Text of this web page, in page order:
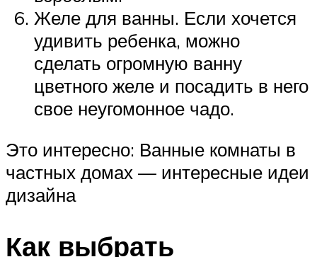
Желе для ванны. Если хочется
удивить ребенка, можно
сделать огромную ванну
цветного желе и посадить в него
свое неугомонное чадо.
Это интересно: Ванные комнаты в
частных домах — интересные идеи
дизайна
Как выбрать